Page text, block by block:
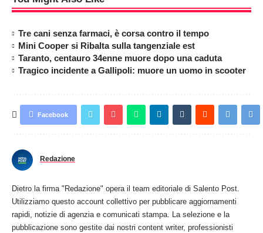
Tre cani senza farmaci, è corsa contro il tempo
Mini Cooper si Ribalta sulla tangenziale est
Taranto, centauro 34enne muore dopo una caduta
Tragico incidente a Gallipoli: muore un uomo in scooter
Facebook
Redazione
Dietro la firma "Redazione" opera il team editoriale di Salento Post.
Utilizziamo questo account collettivo per pubblicare aggiornamenti
rapidi, notizie di agenzia e comunicati stampa. La selezione e la
pubblicazione sono gestite dai nostri content writer, professionisti